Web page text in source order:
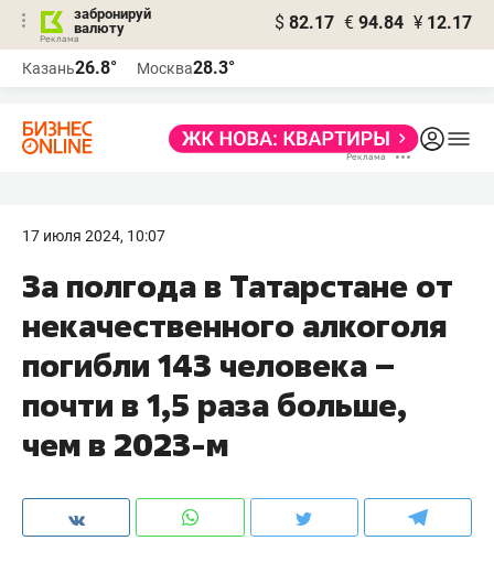
забронируй
валюту
$ 82.17 € 94.84 ¥ 12.17
Казань26.8° Москва28.3°
17 июля 2024, 10:07
За полгода в Татарстане от
некачественного алкоголя
погибли 143 человека –
почти в 1,5 раза больше,
чем в 2023-м